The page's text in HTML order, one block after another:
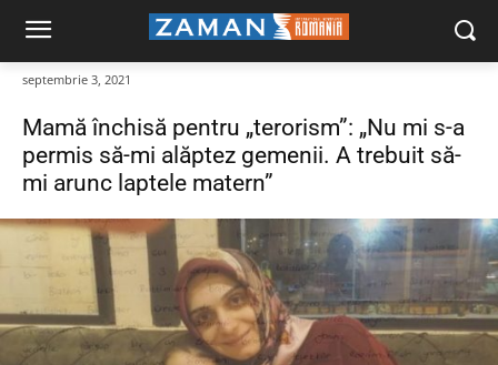
septembrie 3, 2021
Mamă închisă pentru „terorism”: „Nu mi s-a
permis să-mi alăptez gemenii. A trebuit să-
mi arunc laptele matern”